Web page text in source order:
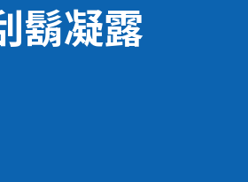
3
潤滑
滑
除毛刀片
輕便型除毛刀
識鬍凝露